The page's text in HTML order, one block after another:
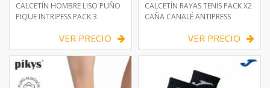
CALCETÍN HOMBRE LISO PUÑO
PIQUE INTRIPESS PACK 3
VER PRECIO
CALCETÍN RAYAS TENIS PACK X2
CAÑA CANALÉ ANTIPRESS
VER PRECIO